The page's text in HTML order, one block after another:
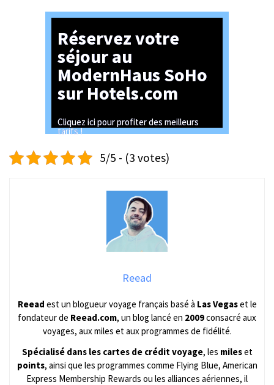
Réservez votre
séjour au
ModernHaus SoHo
sur Hotels.com
Cliquez ici pour profiter des meilleurs
tarifs !
5/5 - (3 votes)
Reead
Reead est un blogueur voyage français basé à Las Vegaset le
fondateur de Reead.com, un blog lancé en 2009consacré aux
voyages, aux miles et aux programmes de fidélité.
Spécialisé dans les cartes de crédit voyage, les mileset
points, ainsi que les programmes comme Flying Blue, American
Express Membership Rewards ou les alliances aériennes, il